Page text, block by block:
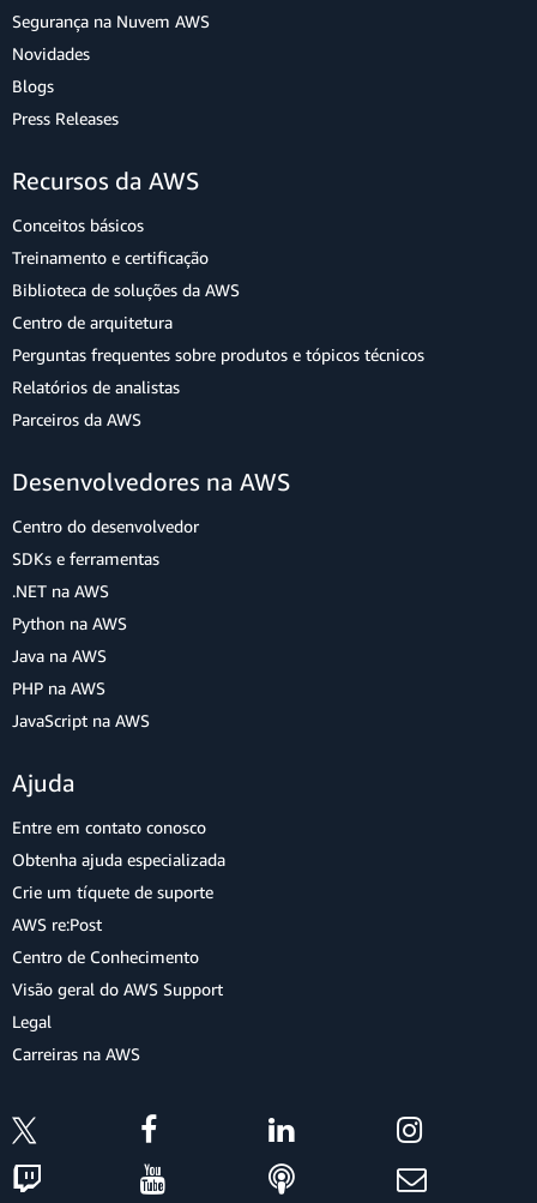
Segurança na Nuvem AWS
Novidades
Blogs
Press Releases
Recursos da AWS
Conceitos básicos
Treinamento e certificação
Biblioteca de soluções da AWS
Centro de arquitetura
Perguntas frequentes sobre produtos e tópicos técnicos
Relatórios de analistas
Parceiros da AWS
Desenvolvedores na AWS
Centro do desenvolvedor
SDKs e ferramentas
.NET na AWS
Python na AWS
Java na AWS
PHP na AWS
JavaScript na AWS
Ajuda
Entre em contato conosco
Obtenha ajuda especializada
Crie um tíquete de suporte
AWS re:Post
Centro de Conhecimento
Visão geral do AWS Support
Legal
Carreiras na AWS